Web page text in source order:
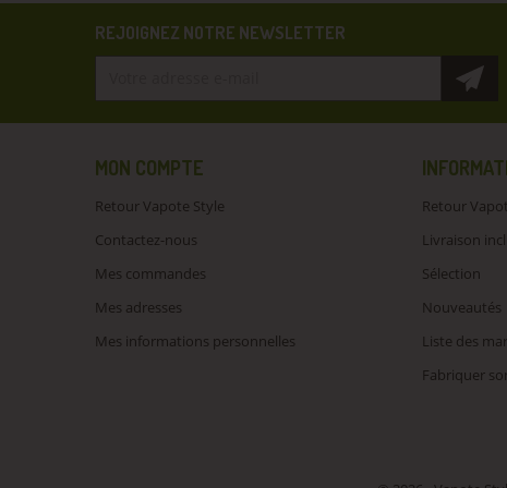
REJOIGNEZ NOTRE NEWSLETTER
MON COMPTE
Retour Vapote Style
Contactez-nous
Mes commandes
Mes adresses
Mes informations personnelles
Retour
Livraison
Sélection
Nouveautés
Liste des
Fabriquer